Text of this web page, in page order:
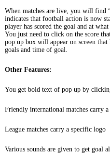
When matches are live, you will find
indicates that football action is now
player has scored the goal and at
You just need to click on the score
pop up box will appear on screen
goals and time of goal.
Other Features:
You get bold text of pop up by
Friendly international matches carry
League matches carry a specific logo
Various sounds are given to get goal